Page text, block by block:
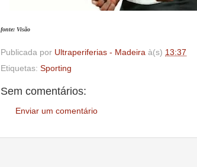
fonte: Visão
Publicada por Ultraperiferias - Madeira à(s) 13:37
Etiquetas: Sporting
Sem comentários:
Enviar um comentário